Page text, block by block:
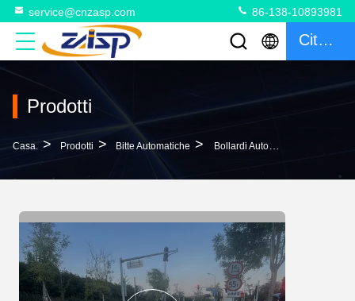
service@cnzasp.com 86-138-10893981
Citazione
Prodotti
Casa. > Prodotti > Bitte Automatiche > Bollardi Automatici 600 Mm IP68 Con Unità Di Riscaldamento Opzionale